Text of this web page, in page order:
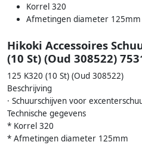
Korrel 320
Afmetingen diameter 125mm
Hikoki Accessoires
(10 St) (Oud 308522)
125 K320 (10 St) (Oud 308522)
Beschrijving
· Schuurschijven voor
Technische gegevens
* Korrel 320
* Afmetingen diameter 125mm